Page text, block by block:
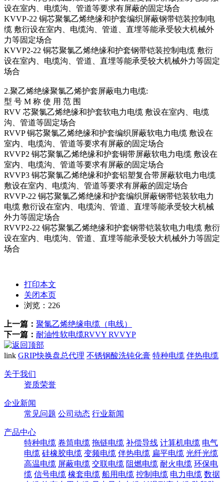
设在室内、电缆沟、管道等要求有屏蔽的固定场合
KVVP-22 铜芯聚氯乙烯绝缘和护套编织屏蔽钢带铠装控制电
缆 敷衍设在室内、电缆沟、管道、直埋等能承受较大机械外
力等固定场合
KVVP2-22 铜芯聚氯乙烯绝缘和护套钢带铠装控制电缆 敷衍
设在室内、电缆沟、管道、直埋等能承受较大机械外力等固定
场合
2.聚乙烯绝缘聚氯乙烯护套屏蔽电力电缆:
型 号 M 称 使 用 范 围
RVV 芯聚氯乙烯绝缘和护套软电力电缆 敷设在室内、电缆
沟、管道等固定场合
RVVP 铜芯聚氯乙烯绝缘和护套编织屏蔽软电力电缆 敷设在
室内、电缆沟、管道等要求有屏蔽的固定场合
RVVP2 铜芯聚氯乙烯绝缘和护套铜带屏蔽软电力电缆 敷设在
室内、电缆沟、管道等要求有屏蔽的固定场合
RVVP3 铜芯聚氯乙烯绝缘和护套铝塑复合带屏蔽软电力电缆
敷设在室内、电缆沟、管道等要求有屏蔽的固定场合
RVVP-22 铜芯聚氯乙烯绝缘和护套编织屏蔽钢带铠装软电力
电缆 敷衍设在室内、电缆沟、管道、直埋等能承受较大机械
外力等固定场合
RVVP2-22 铜芯聚氯乙烯绝缘和护套钢带铠装软电力电缆 敷衍
设在室内、电缆沟、管道、直埋等能承受较大机械外力等固定
场合
打印本文
关闭本页
浏览： 226
上一篇： 聚氯乙烯绝缘电缆（电线）
下一篇： 耐油性软电缆RVVY RVVYP
link GRIP快换盘总代理 不锈钢酸洗钝化膏 特种电缆 伴热电缆
关于我们
资质荣誉
企业新闻
常见问题 公司动态 行业新闻
产品中心
特种电缆 卷筒电缆 拖链电缆 补偿导线 计算机电缆 电气
电缆 硅橡胶电缆 变频电缆 伴热电缆 扁平电缆 光纤光缆
高温电缆 屏蔽电缆 交联电缆 阻燃电缆 耐火电缆 环保电
缆 信号电缆 橡套电缆 船用电缆 控制电缆 电力电缆 数据